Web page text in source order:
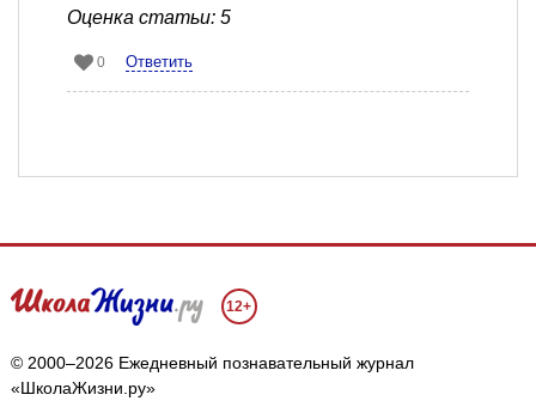
Оценка статьи: 5
0 Ответить
12+
© 2000–2026 Ежедневный познавательный журнал
«ШколаЖизни.ру»